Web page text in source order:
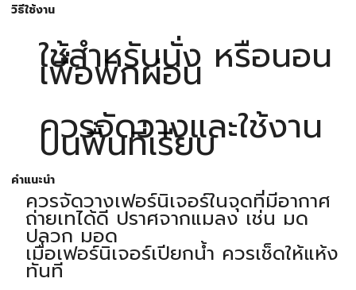
วิธีใช้งาน
ใช้สำหรับนั่ง หรือนอน
เพื่อพักผ่อน
ควรจัดวางและใช้งาน
บนพื้นที่เรียบ
คำแนะนำ
ควรจัดวางเฟอร์นิเจอร์ในจุดที่มีอากาศ
ถ่ายเทได้ดี ปราศจากแมลง เช่น มด
ปลวก มอด
เมื่อเฟอร์นิเจอร์เปียกน้ำ ควรเช็ดให้แห้ง
ทันที